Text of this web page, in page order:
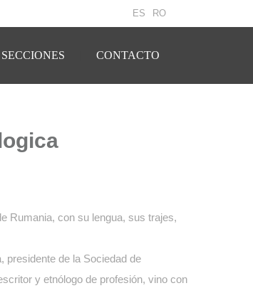
RO
ES
SECCIONES CONTACTO
Rumania, con su lengua, sus trajes,
presidente de la Sociedad de
y etnólogo de profesión, vino con